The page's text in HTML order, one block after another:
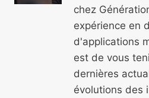
chez
expérience en
d'applications
est de vous
dernières
évolutions des